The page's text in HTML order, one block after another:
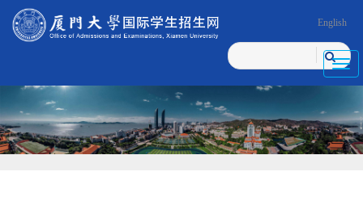
English